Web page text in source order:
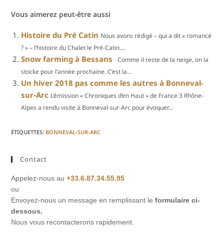
Vous aimerez peut-être aussi
Histoire du Pré Catin Nous avons rédigé – qui a dit « romancé
? » – l’histoire du Chalet le Pré-Catin....
Snow farming à Bessans
Comme il reste de la neige, on la
stocke pour l’année prochaine. C’est la...
Un hiver 2018 pas comme les autres à Bonneval-
sur-Arc L’émission « Chroniques d’en Haut » de France 3 Rhône-
Alpes a rendu visite à Bonneval-sur-Arc pour évoquer...
ÉTIQUETTES: BONNEVAL-SUR-ARC
Contact
Appelez-nous au+33.6.87.34.55.95
ou
Envoyez-nous un message en remplissant leformulaire ci-
dessous.
Nous vous recontacterons rapidement.